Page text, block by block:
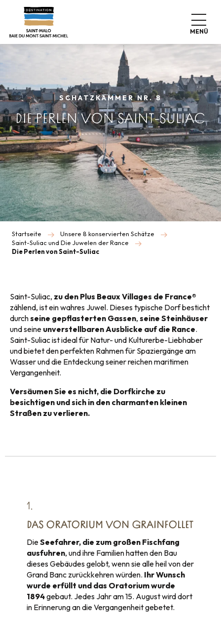
contenu
principal
MENÜ
SCHATZKAMMER NR. 8
DIE PERLEN VON SAINT-SULIAC
Startseite
Unsere 8 konservierten Schätze
Saint-Suliac und Die Juwelen der Rance
Die Perlen von Saint-Suliac
Saint-Suliac, zu den Plus Beaux Villages de France®
zählend, ist ein wahres Juwel. Dieses typische Dorf besticht
durchseine gepflasterten Gassen, seine Steinhäuser
und seine unverstellbaren Ausblicke auf die Rance.
Saint-Suliac ist ideal für Natur- und Kulturerbe-Liebhaber
und bietet den perfekten Rahmen für Spaziergänge am
Wasser und die Entdeckung seiner reichen maritimen
Vergangenheit.
Versäumen Sie es nicht, die Dorfkirche zu
besichtigen und sich in den charmanten kleinen
Straßen zu verlieren.
1.
DAS ORATORIUM VON GRAINFOLLET
DieSeefahrer, die zum großen Fischfang
ausfuhren, und ihre Familien hatten den Bau
dieses Gebäudes gelobt, wenn sie alle heil von der
Grand Banc zurückkehren würden. Ihr Wunsch
wurde erfüllt und das Oratorium wurde
1894gebaut. Jedes Jahr am 15. August wird dort
in Erinnerung an die Vergangenheit gebetet.